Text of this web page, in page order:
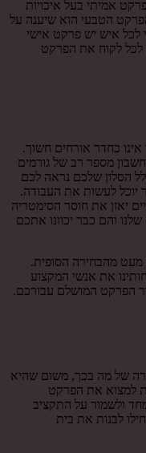
אמיתי בעל איכויות
הטבעי הוא שיענה על
לכל איש יש פרקט אישי
לכל לקוח את הפרקט
אינו כחדר אורחים חשוך.
מספר רב של גורמים
הסלון שלכם נראה לכם
יוכל לעשות את העבודה.
יאזן את חוסר הסימטריה
והם כבר יכוונו אתכם
מעט מהבחירה הסופית.
את אנשי המקצוע
הפרקט המושלם עבורכם.
של מה בכך, משום שהיא
למצוא את הפרקט
ולשמור על התקציב
לבנות את בית